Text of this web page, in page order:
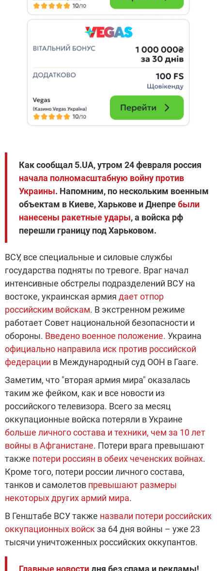
Как сообщал 5.UA, утром 24 февраля россия
начала полномасштабную войну против
Украины. Напомним, по нескольким военным
объектам в Киеве, Харькове и Днепребыли
нанесены ракетные удары, а войска рф
перешли границу под Харьковом.
ВСУ, все специальные и силовые службы
государства подняты по тревоге. Враг начал
интенсивные обстрелы подразделений ВСУ на
востоке, украинская армия дает отпор
российским войскам. В экстренном режиме
работает Совет национальной безопасности и
обороны. Введено военное положение. Украина
официально направила иск против российской
федерации в Международный суд ООН в Гааге.
Заметим, что "вторая армия мира" оказалась
таким же фейком, как и все новости из
российского телевизора. Всего за месяц
оккупационные войска потеряли в Украине
больше личного состава и техники, чем за 10 лет
войны в Афганистане. Потери врага превышают
также потери россиян в обеих чеченских войнах.
Кроме того, потери россии личного состава,
танков и самолетов превышают размеры
некоторых других армий мира.
В Генштабе ВСУ также назвали потери российских
оккупационных войскза 64 дня войны – уже 23
тысячи уничтоженных российских оккупантов.